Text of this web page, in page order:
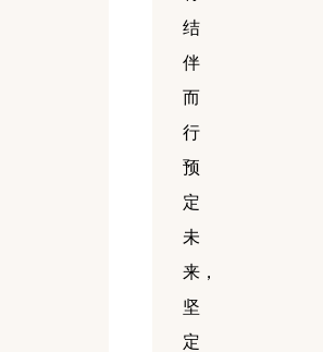
结
伴
而
行
预
定
未
来，
坚
定